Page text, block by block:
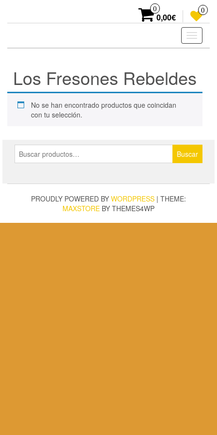
the
0
0,00€
0
Toggle
Los Fresones Rebeldes
No se han encontrado productos que coincidan
con tu selección.
Buscar
por:
Buscar
PROUDLY POWERED BY WORDPRESS | THEME:
MAXSTORE BY THEMES4WP